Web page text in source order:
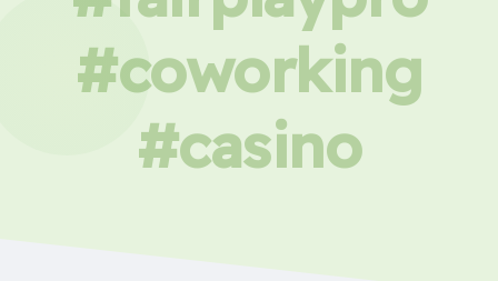
#coworking
#casino